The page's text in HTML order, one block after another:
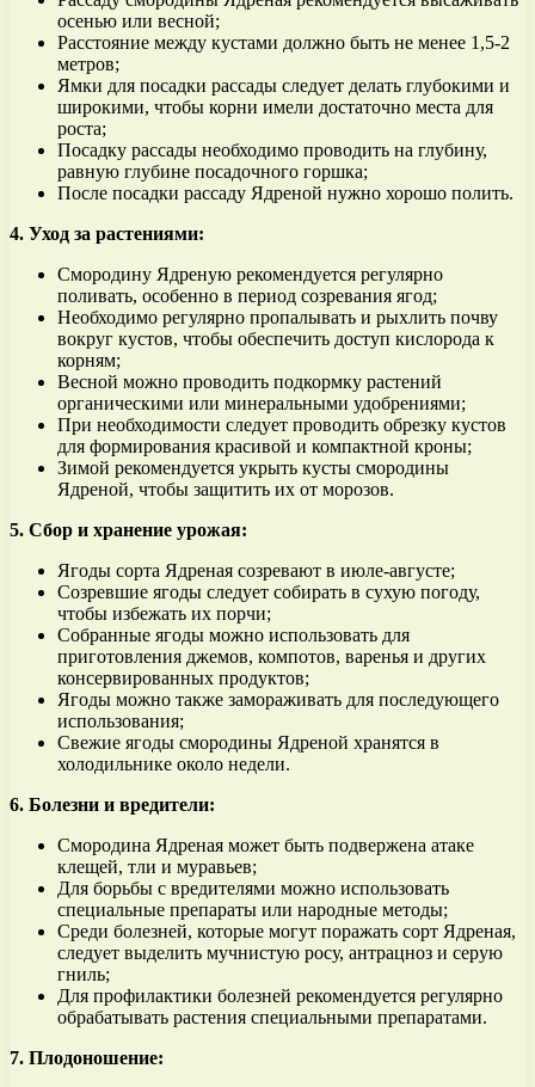
осенью или весной;
Расстояние между кустами должно быть не менее 1,5-2
метров;
Ямки для посадки рассады следует делать глубокими и
широкими, чтобы корни имели достаточно места для
роста;
Посадку рассады необходимо проводить на глубину,
равную глубине посадочного горшка;
После посадки рассаду Ядреной нужно хорошо полить.
4. Уход за растениями:
Смородину Ядреную рекомендуется регулярно
поливать, особенно в период созревания ягод;
Необходимо регулярно пропалывать и рыхлить почву
вокруг кустов, чтобы обеспечить доступ кислорода к
корням;
Весной можно проводить подкормку растений
органическими или минеральными удобрениями;
При необходимости следует проводить обрезку кустов
для формирования красивой и компактной кроны;
Зимой рекомендуется укрыть кусты смородины
Ядреной, чтобы защитить их от морозов.
5. Сбор и хранение урожая:
Ягоды сорта Ядреная созревают в июле-августе;
Созревшие ягоды следует собирать в сухую погоду,
чтобы избежать их порчи;
Собранные ягоды можно использовать для
приготовления джемов, компотов, варенья и других
консервированных продуктов;
Ягоды можно также замораживать для последующего
использования;
Свежие ягоды смородины Ядреной хранятся в
холодильнике около недели.
6. Болезни и вредители:
Смородина Ядреная может быть подвержена атаке
клещей, тли и муравьев;
Для борьбы с вредителями можно использовать
специальные препараты или народные методы;
Среди болезней, которые могут поражать сорт Ядреная,
следует выделить мучнистую росу, антрацноз и серую
гниль;
Для профилактики болезней рекомендуется регулярно
обрабатывать растения специальными препаратами.
7. Плодоношение: